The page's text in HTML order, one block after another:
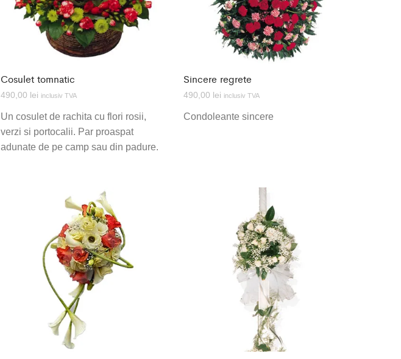
Cosulet tomnatic
490,00 lei inclusiv TVA
Un cosulet de rachita cu flori rosii,
verzi si portocalii. Par proaspat
adunate de pe camp sau din padure.
Sincere regrete
490,00 lei inclusiv TVA
Condoleante sincere